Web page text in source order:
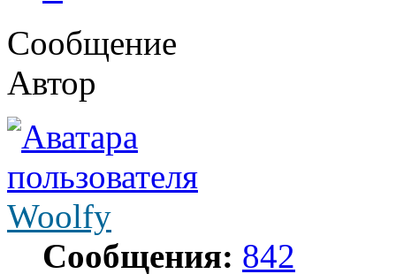
Сообщение
Автор
Woolfy
Сообщения: 842